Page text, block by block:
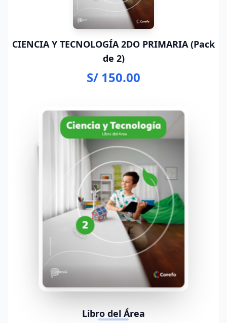
CIENCIA Y TECNOLOGÍA 2DO PRIMARIA (Pack
de 2)
S/ 150.00
Libro del Área